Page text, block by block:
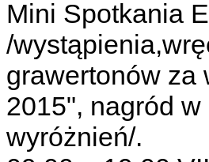
Mini Spotkania
/
grawertonów za
2015", nagród
wyróżnień/.